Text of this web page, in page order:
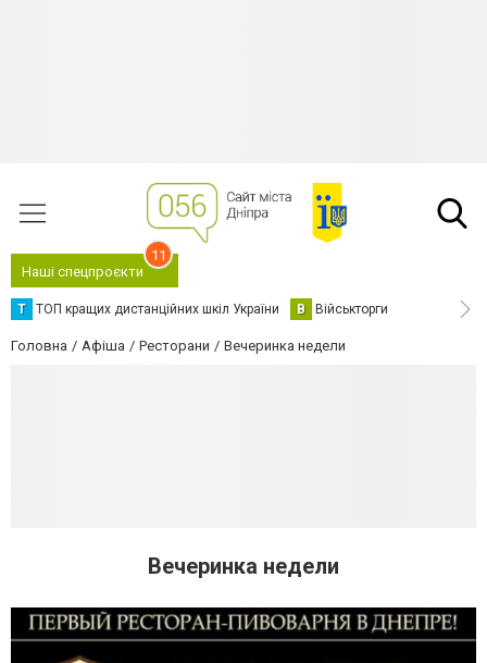
Наші спецпроєкти
11
Т ТОП кращих дистанційних шкіл України В Військторги
Головна Афіша Ресторани Вечеринка недели
Вечеринка недели